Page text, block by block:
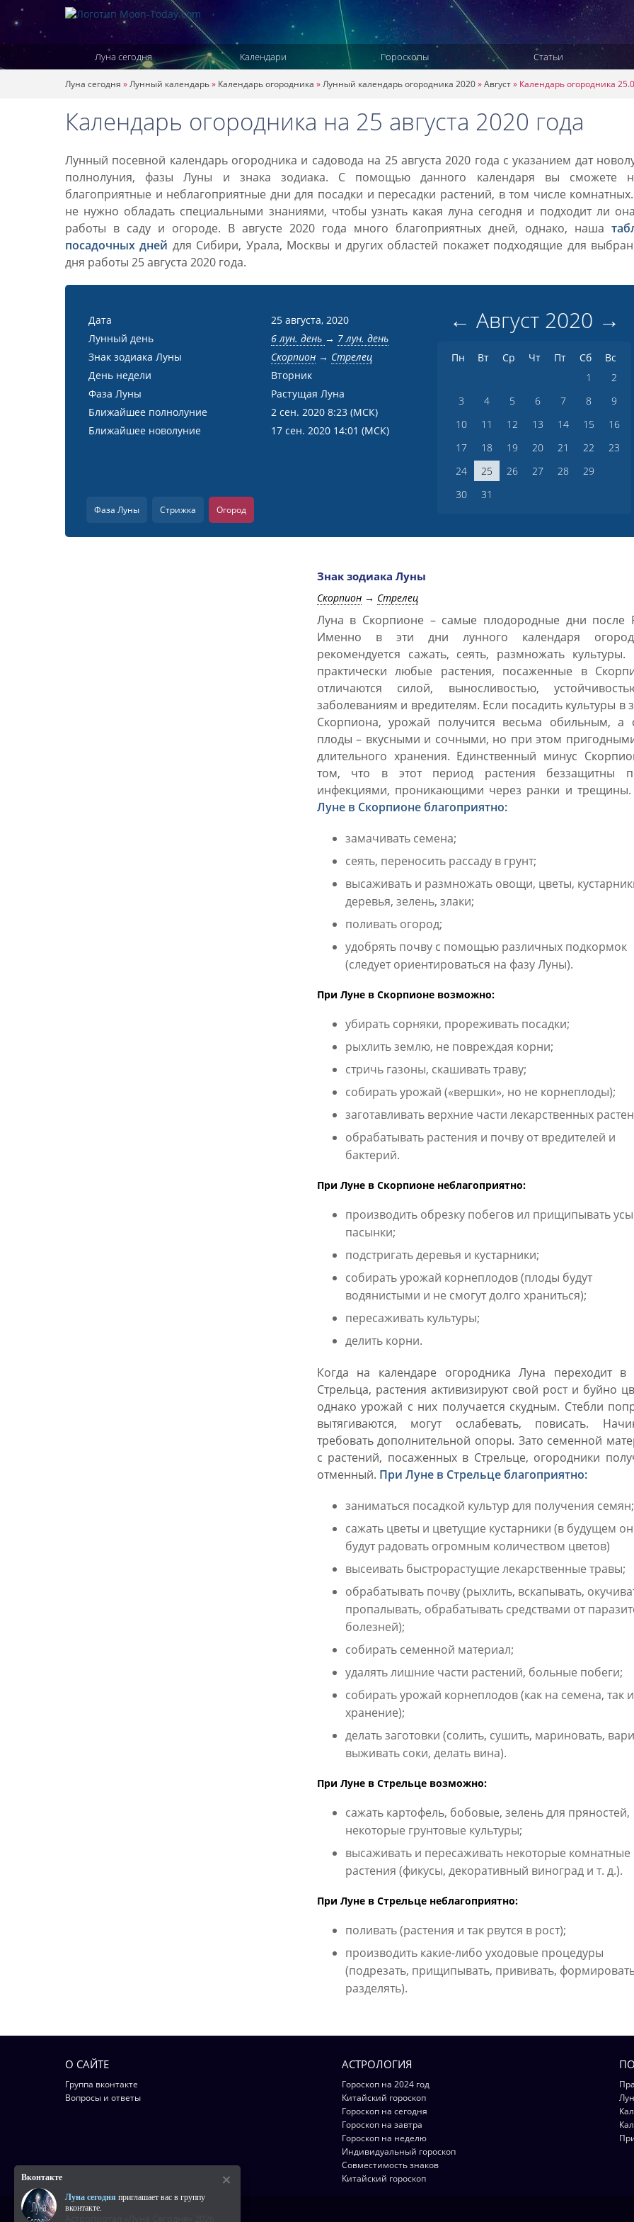
Луна сегодня Календари Гороскопы Статьи
Луна сегодня »Лунный календарь» Календарь огородника »Лунный календарь огородника 2020»Август» Календарь огородника
Календарь огородника на 25 августа 2020 года
Лунный посевной календарь огородника и садовода на 25 августа 2020 года с указанием дат
полнолуния, фазы Луны и знака зодиака. С помощью данного календаря вы сможете
благоприятные и неблагоприятные дни для посадки и пересадки растений, в том числе
не нужно обладать специальными знаниями, чтобы узнать какая луна сегодня и подходит ли
работы в саду и огороде. В августе 2020 года много благоприятных дней, однако, наша
посадочных дней для Сибири, Урала, Москвы и других областей покажет подходящие для
дня работы 25 августа 2020 года.
Дата
25 августа, 2020
Лунный день
6 лун. день → 7 лун. день
Знак зодиака Луны
Скорпион→ Стрелец
День недели
Вторник
Фаза Луны
Растущая Луна
Ближайшее полнолуние
2 сен. 2020 8:23 (МСК)
Ближайшее новолуние
17 сен. 2020 14:01 (МСК)
← Август 2020 →
Пн Вт Ср Чт Пт Сб
Вс
1
2
3
4 5 6 7 8
9
10
11 12 13 14 15
16
17
18 19 20 21 22
23
24
25 26 27 28
29
30
31
Фаза Луны Стрижка Огород
Знак зодиака Луны
Скорпион→ Стрелец
Луна в Скорпионе – самые плодородные дни после
Именно в эти дни лунного календаря
рекомендуется сажать, сеять, размножать культуры.
практически любые растения, посаженные в
отличаются силой, выносливостью,
заболеваниям и вредителям. Если посадить культуры в
Скорпиона, урожай получится весьма обильным, а
плоды – вкусными и сочными, но при этом
длительного хранения. Единственный минус
том, что в этот период растения беззащитны
инфекциями, проникающими через ранки и трещины.
Луне в Скорпионе благоприятно:
замачивать семена;
сеять, переносить рассаду в грунт;
высаживать и размножать овощи, цветы,
деревья, зелень, злаки;
поливать огород;
удобрять почву с помощью различных подкормок
(следует ориентироваться на фазу Луны).
При Луне в Скорпионе возможно:
убирать сорняки, прореживать посадки;
рыхлить землю, не повреждая корни;
стричь газоны, скашивать траву;
собирать урожай («вершки», но не корнеплоды);
заготавливать верхние части лекарственных
обрабатывать растения и почву от вредителей и
бактерий.
При Луне в Скорпионе неблагоприятно:
производить обрезку побегов ил прищипывать
пасынки;
подстригать деревья и кустарники;
собирать урожай корнеплодов (плоды будут
водянистыми и не смогут долго храниться);
пересаживать культуры;
делить корни.
Когда на календаре огородника Луна переходит в
Стрельца, растения активизируют свой рост и буйно
однако урожай с них получается скудным. Стебли
вытягиваются, могут ослабевать, повисать.
требовать дополнительной опоры. Зато семенной
с растений, посаженных в Стрельце, огородники
отменный. При Луне в Стрельце благоприятно:
заниматься посадкой культур для получения семян;
сажать цветы и цветущие кустарники (в будущем
будут радовать огромным количеством цветов)
высеивать быстрорастущие лекарственные травы;
обрабатывать почву (рыхлить, вскапывать,
пропалывать, обрабатывать средствами от
болезней);
собирать семенной материал;
удалять лишние части растений, больные побеги;
собирать урожай корнеплодов (как на семена, так
хранение);
делать заготовки (солить, сушить, мариновать,
выживать соки, делать вина).
При Луне в Стрельце возможно:
сажать картофель, бобовые, зелень для пряностей,
некоторые грунтовые культуры;
высаживать и пересаживать некоторые комнатные
растения (фикусы, декоративный виноград и т. д.).
При Луне в Стрельце неблагоприятно:
поливать (растения и так рвутся в рост);
производить какие-либо уходовые процедуры
(подрезать, прищипывать, прививать,
разделять).
О САЙТЕ
Группа вконтакте
Вопросы и ответы
АСТРОЛОГИЯ
Гороскоп на 2024 год
Китайский гороскоп
Гороскоп на сегодня
Гороскоп на завтра
Гороскоп на неделю
Индивидуальный гороскоп
Совместимость знаков
Китайский гороскоп
Вконтакте
Луна сегодня приглашает вас в группу
вконтакте.